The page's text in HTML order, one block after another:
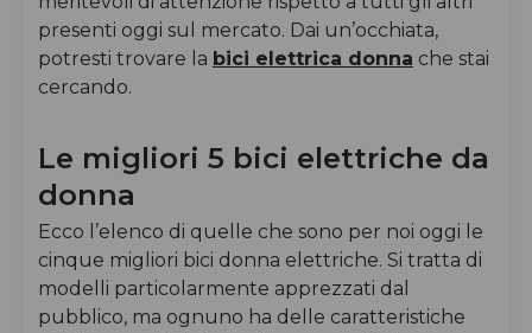
presenti oggi sul mercato. Dai un’occhiata,
potresti trovare la bici elettrica donna che stai
cercando.
Le migliori 5 bici elettriche da
donna
Ecco l’elenco di quelle che sono per noi oggi le
cinque migliori bici donna elettriche. Si tratta di
modelli particolarmente apprezzati dal
pubblico, ma ognuno ha delle caratteristiche